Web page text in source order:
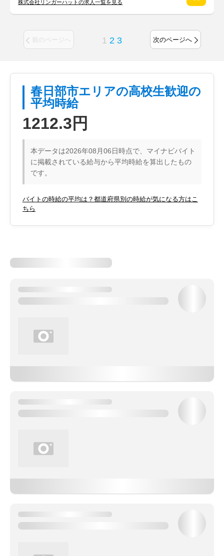
株式会社リンガーハットの求人一覧を見る
前のページへ 1 2 3 次のページへ
春日部市エリアの高校生歓迎の
平均時給
1212.3円
本データは2026年08月06日時点で、マイナビバイト
に掲載されている給与から平均時給を算出したもの
です。
バイトの時給の平均は？都道府県別の時給が気になる方はこ
ちら